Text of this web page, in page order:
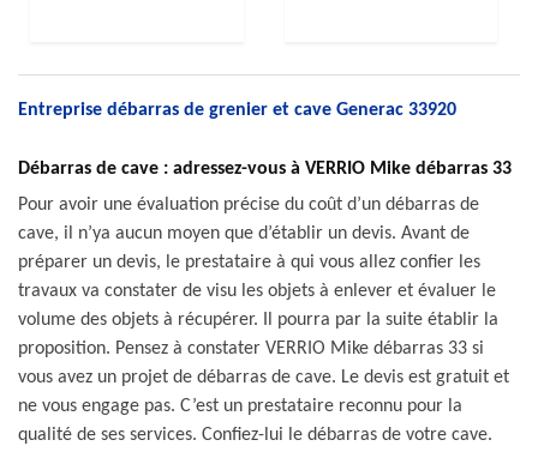
Entreprise débarras de grenier et cave Generac 33920
Débarras de cave : adressez-vous à VERRIO Mike débarras 33
Pour avoir une évaluation précise du coût d’un débarras de
cave, il n’ya aucun moyen que d’établir un devis. Avant de
préparer un devis, le prestataire à qui vous allez confier les
travaux va constater de visu les objets à enlever et évaluer le
volume des objets à récupérer. Il pourra par la suite établir la
proposition. Pensez à constater VERRIO Mike débarras 33 si
vous avez un projet de débarras de cave. Le devis est gratuit et
ne vous engage pas. C’est un prestataire reconnu pour la
qualité de ses services. Confiez-lui le débarras de votre cave.